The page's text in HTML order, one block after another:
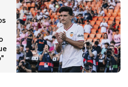
Newcastle United FC